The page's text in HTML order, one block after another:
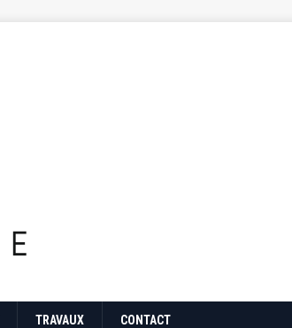
TRAVAUX CONTACT